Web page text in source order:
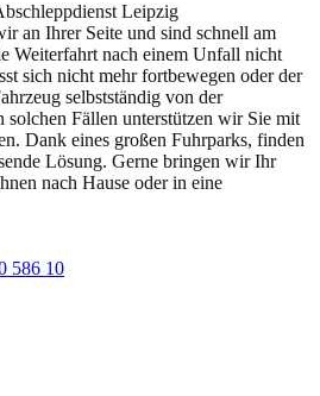
Leipzig
an Ihrer Seite und sind schnell am
Weiterfahrt nach einem Unfall nicht
sich nicht mehr fortbewegen oder der
selbstständig von der
Fällen unterstützen wir Sie mit
Dank eines großen Fuhrparks, finden
Lösung. Gerne bringen wir Ihr
nach Hause oder in eine
586 10